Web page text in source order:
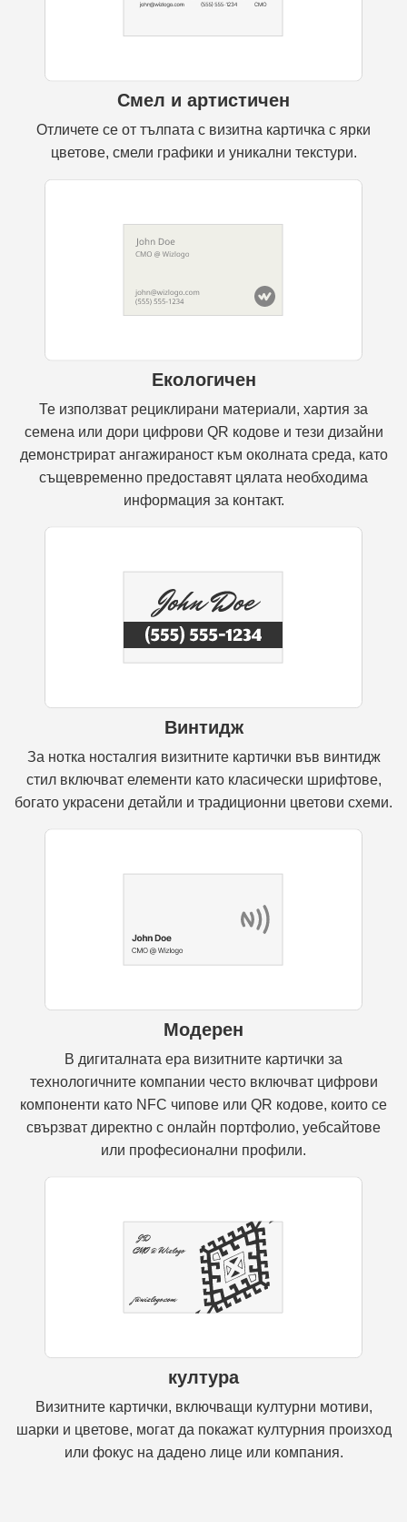
Смел и артистичен
Отличете се от тълпата с визитна картичка с ярки
цветове, смели графики и уникални текстури.
Екологичен
Те използват рециклирани материали, хартия за
семена или дори цифрови QR кодове и тези дизайни
демонстрират ангажираност към околната среда, като
същевременно предоставят цялата необходима
информация за контакт.
Винтидж
За нотка носталгия визитните картички във винтидж
стил включват елементи като класически шрифтове,
богато украсени детайли и традиционни цветови схеми.
Модерен
В дигиталната ера визитните картички за
технологичните компании често включват цифрови
компоненти като NFC чипове или QR кодове, които се
свързват директно с онлайн портфолио, уебсайтове
или професионални профили.
култура
Визитните картички, включващи културни мотиви,
шарки и цветове, могат да покажат културния произход
или фокус на дадено лице или компания.